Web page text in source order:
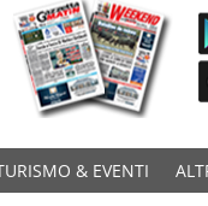
& EVENTI